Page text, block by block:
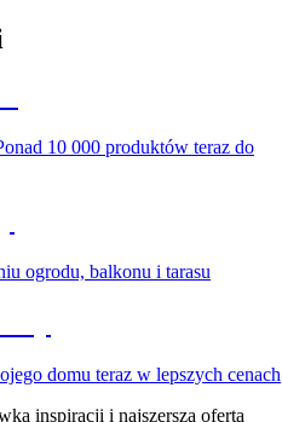
10 000 produktów teraz do
ogrodu, balkonu i tarasu
domu teraz w lepszych cenach
inspiracji i najszerszą ofertą